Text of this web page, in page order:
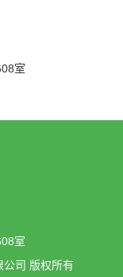
室
室
司 版权所有